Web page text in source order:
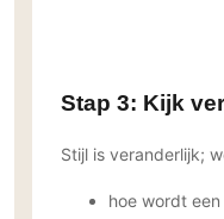
Vloeren
Beton Ciré vloeren
Stap 3: Kijk
Stijl is veranderlijk;
hoe wordt